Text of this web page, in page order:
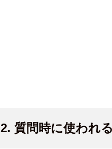
2. 質問時に使われ